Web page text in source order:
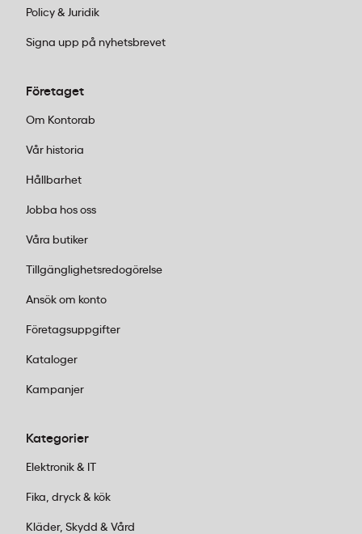
Policy & Juridik
Signa upp på nyhetsbrevet
Företaget
Om Kontorab
Vår historia
Hållbarhet
Jobba hos oss
Våra butiker
Tillgänglighetsredogörelse
Ansök om konto
Företagsuppgifter
Kataloger
Kampanjer
Kategorier
Elektronik & IT
Fika, dryck & kök
Kläder, Skydd & Vård